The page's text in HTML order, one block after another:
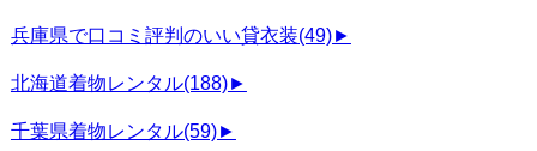
兵庫県で口コミ評判のいい貸衣装(49)►
北海道着物レンタル(188)►
千葉県着物レンタル(59)►